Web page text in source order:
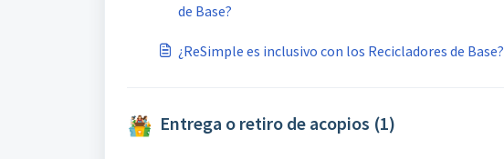
de Base?
¿ReSimple es inclusivo con los Recicladores de Base?
Entrega o retiro de acopios (1)